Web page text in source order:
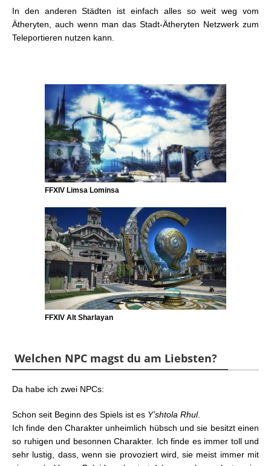
In den anderen Städten ist einfach alles so weit weg vom
Ätheryten, auch wenn man das Stadt-Ätheryten Netzwerk zum
Teleportieren nutzen kann.
FFXIV Limsa Lominsa
FFXIV Alt Sharlayan
Welchen NPC magst du am Liebsten?
Da habe ich zwei NPCs:
Schon seit Beginn des Spiels ist es Y’shtola Rhul.
Ich finde den Charakter unheimlich hübsch und sie besitzt einen
so ruhigen und besonnen Charakter. Ich finde es immer toll und
sehr lustig, dass, wenn sie provoziert wird, sie meist immer mit